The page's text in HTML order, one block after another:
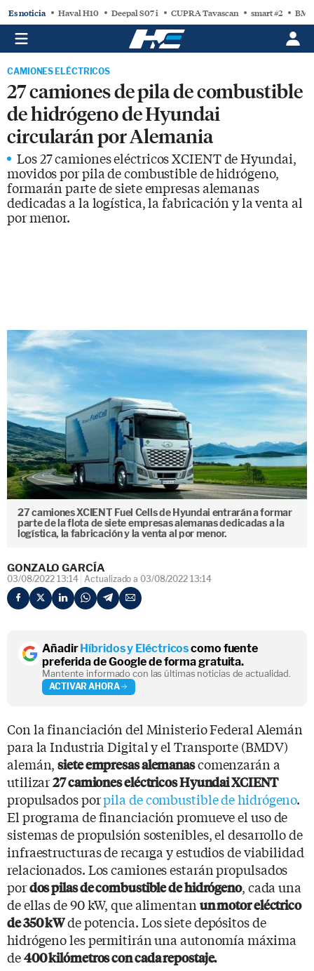
Es noticia Haval H10 Deepal S07 i CUPRA Tavascan smart #2
CAMIONES ELÉCTRICOS
27 camiones de pila de combustible
de hidrógeno de Hyundai
circularán por Alemania
Los 27 camiones eléctricos XCIENT de Hyundai,
movidos por pila de combustible de hidrógeno,
formarán parte de siete empresas alemanas
dedicadas a la logística, la fabricación y la venta al
por menor.
27 camiones XCIENT Fuel Cells de Hyundai entrarán a formar
parte de la flota de siete empresas alemanas dedicadas a la
logística, la fabricación y la venta al por menor.
GONZALO GARCÍA
03/08/2022 13:14 Actualizado a 03/08/2022 13:14
AñadirHíbridos y Eléctricoscomo fuente
preferida de Google de forma gratuita.
Mantente informado con las últimas noticias de actualidad.
ACTIVAR AHORA
Con la financiación del Ministerio Federal Alemán
para la Industria Digital y el Transporte (BMDV)
alemán,siete empresas alemanascomenzarán a
utilizar27 camiones eléctricos Hyundai XCIENT
propulsados porpila de combustible de hidrógeno.
El programa de financiación promueve el uso de
sistemas de propulsión sostenibles, el desarrollo de
infraestructuras de recarga y estudios de viabilidad
relacionados. Los camiones estarán propulsados
pordos pilas de combustible de hidrógeno, cada una
de ellas de 90 kW, que alimentan un motor eléctrico
de 350 kWde potencia. Los siete depósitos de
hidrógeno les permitirán una autonomía máxima
de400 kilómetros con cada repostaje.